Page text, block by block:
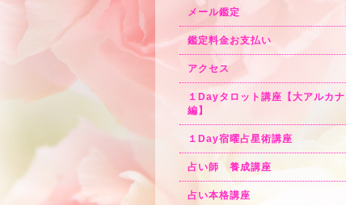
メール鑑定
鑑定料金お支払い
アクセス
１Dayタロット講座【大アルカナ
編】
１Day宿曜占星術講座
占い師 養成講座
占い本格講座